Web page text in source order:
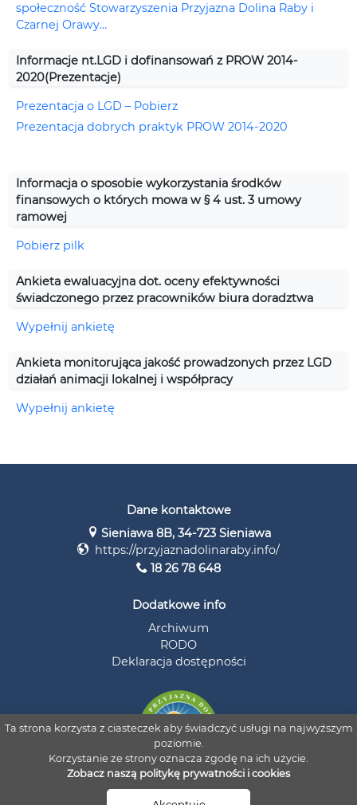
społeczność Stowarzyszenia Przyjazna Dolina Raby i
Czarnej Orawy…
Informacje nt.LGD i dofinansowań z PROW 2014-
2020(Prezentacje)
Prezentacja o LGD – Pobierz
Prezentacja dobrych praktyk PROW 2014-2020
Informacja o sposobie wykorzystania środków
finansowych o których mowa w § 4 ust. 3 umowy
ramowej
Pobierz pilk
Ankieta ewaluacyjna dot. oceny efektywności
świadczonego przez pracowników biura doradztwa
Wypełnij ankietę
Ankieta monitorująca jakość prowadzonych przez LGD
działań animacji lokalnej i współpracy
Wypełnij ankietę
Dane kontaktowe
Sieniawa 8B, 34-723 Sieniawa
https://przyjaznadolinaraby.info/
18 26 78 648
Dodatkowe info
Archiwum
RODO
Deklaracja dostępności
© 2026 Stowarzyszenie Przyjazna Dolina Raby i Czarnej Orawy
Ta strona korzysta z ciasteczek aby świadczyć usługi na najwyższym
poziomie.
Korzystanie ze strony oznacza zgodę na ich użycie.
Zobacz naszą politykę prywatności i cookies